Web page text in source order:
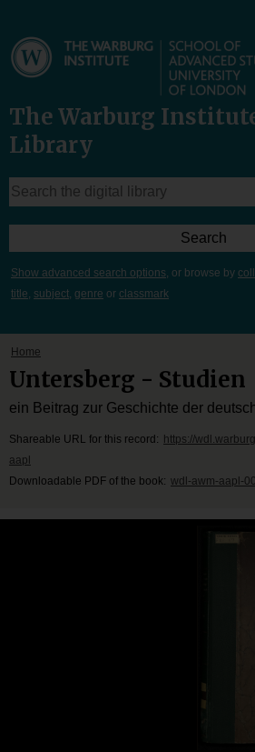
The Warburg
Library
Show advanced search options, or browse by
title, subject, genre or classmark
Home
Untersberg - Studien
ein Beitrag zur Geschichte der
Shareable URL for this record:
https://
aapl
Downloadable PDF of the book: wdl-awm-aapl-